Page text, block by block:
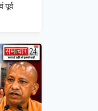
पूर्व